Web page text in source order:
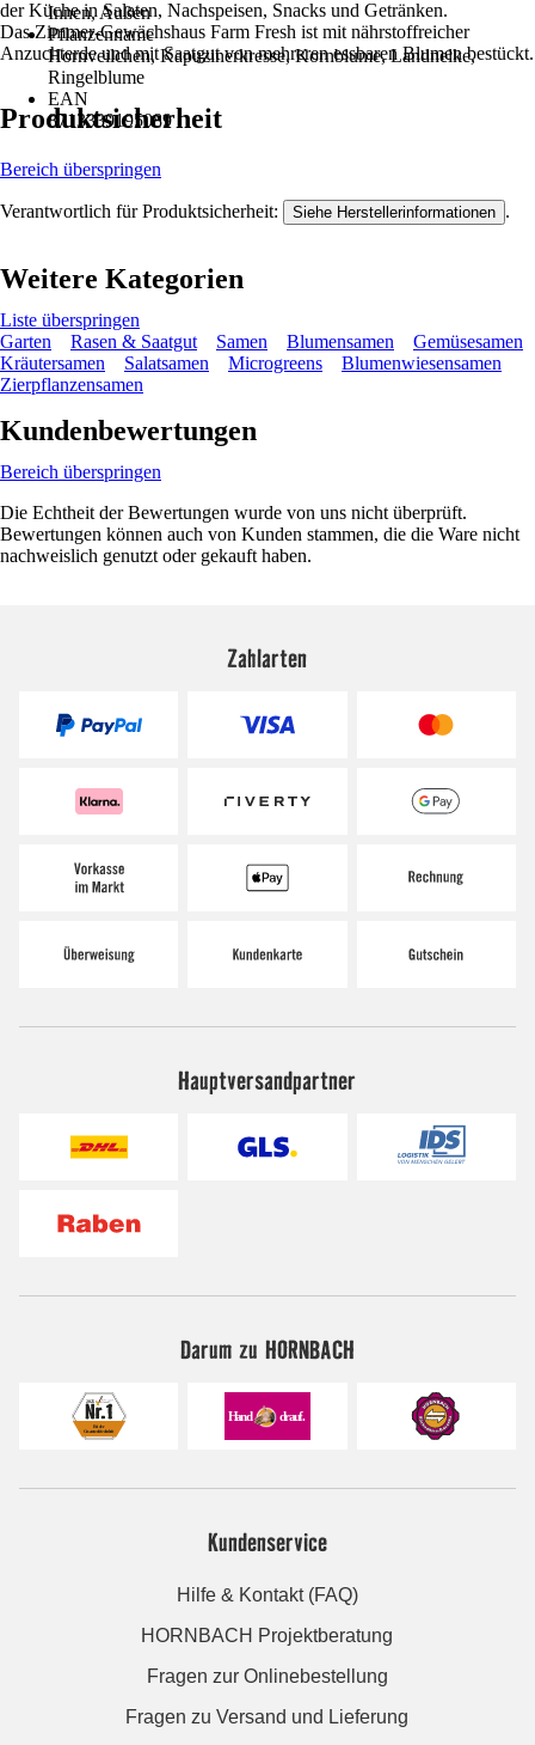
Innen, Außen
Pflanzenname
Hornveilchen, Kapuzinerkresse, Kornblume, Landnelke,
Ringelblume
EAN
8713339195089
der Küche in Salaten, Nachspeisen, Snacks und Getränken.
Das Zimmer-Gewächshaus Farm Fresh ist mit nährstoffreicher
Anzuchterde und mit Saatgut von mehreren essbaren Blumen bestückt.
Produktsicherheit
Bereich überspringen
Verantwortlich für Produktsicherheit: Siehe Herstellerinformationen .
Weitere Kategorien
Liste überspringen
Garten
Rasen & Saatgut Samen Blumensamen
Gemüsesamen
Kräutersamen
Salatsamen Microgreens
Blumenwiesensamen
Zierpflanzensamen
Kundenbewertungen
Bereich überspringen
Die Echtheit der Bewertungen wurde von uns nicht überprüft.
Bewertungen können auch von Kunden stammen, die die Ware nicht
nachweislich genutzt oder gekauft haben.
Zahlarten
Hauptversandpartner
Darum zu HORNBACH
Kundenservice
Hilfe & Kontakt (FAQ)
HORNBACH Projektberatung
Fragen zur Onlinebestellung
Fragen zu Versand und Lieferung